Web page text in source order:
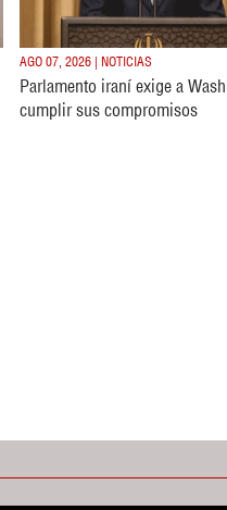
AGO 07, 2026 | NOTICIAS
Parlamento iraní exige a
cumplir sus compromisos